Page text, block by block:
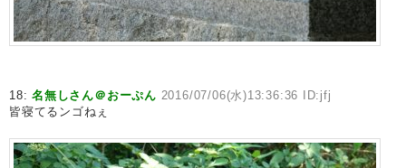
18:名無しさん＠おーぷん 2016/07/06(水)13:36:36 ID:jfj
皆寝てるンゴねぇ